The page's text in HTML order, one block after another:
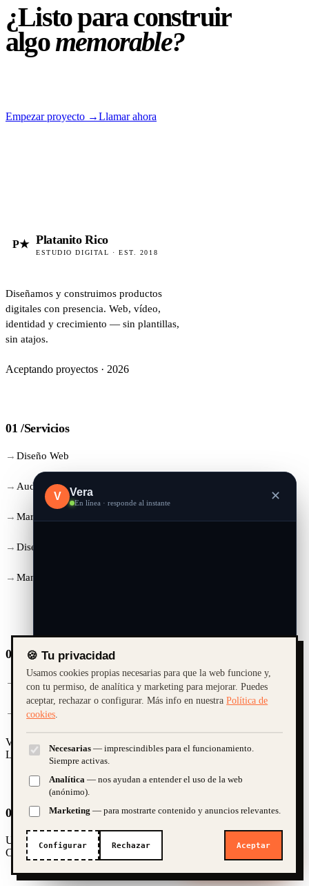
¿Listo paraconstruir
algomemorable?
Empezar proyecto →Llamar ahora
P★ Platanito Rico
ESTUDIO DIGITAL · EST. 2018
Diseñamos y construimos productos
digitales con presencia. Web, vídeo,
identidad y crecimiento — sin plantillas,
sin atajos.
Aceptando proyectos · 2026
01 /Servicios
Diseño Web
Audiovisual
Marketing & SEO
Diseño Gráfico
Mantenimiento
02 / Contacto
+34 657 085 019
hola@platanitorico.com
Vera · Almería · ES
L–V · 09:00 – 19:00
03 / Capacidades
UI/UX Branding SEOE-commerce Social Ads
Analytics
Consultoría
Headless Astro
🍪 Tu privacidad
Usamos cookies propias necesarias para que la web funcione y,
con tu permiso, de analítica y marketing para mejorar. Puedes
aceptar, rechazar o configurar. Más info en nuestraPolítica de
cookies.
Necesarias— imprescindibles para el funcionamiento.
Siempre activas.
Analítica— nos ayudan a entender el uso de la web
(anónimo).
Marketing — para mostrarte contenido y anuncios relevantes.
Configurar Rechazar Aceptar
V Vera
En línea · responde al instante ✕
¿Cuánto cuesta una web? Quiero una tienda online
¿SEO y marketing?
IA · demo. Guardamos la conversación para poder atenderte; te atiende
una persona si hace falta.